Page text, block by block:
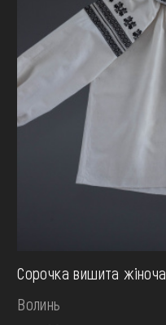
Сорочка вишита жіноча
Волинь